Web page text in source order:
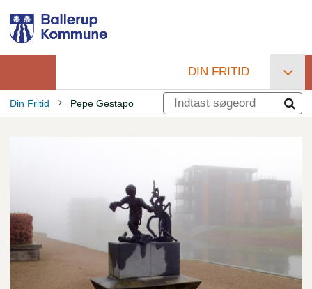
hovedindhold
Primær
navigation
DIN FRITID
Din Fritid Pepe Gestapo